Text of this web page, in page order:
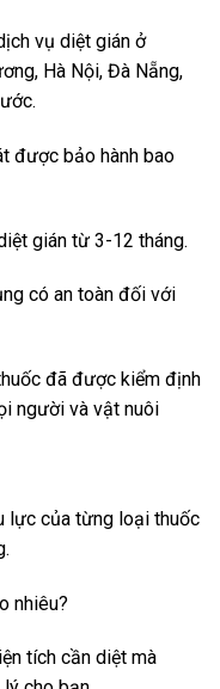
vụ diệt gián ở
Hà Nội, Đà Nẵng,
được bảo hành bao
gián từ 3-12 tháng.
có an toàn đối với
đã được kiểm định
người và vật nuôi
lực của từng loại thuốc
nhiêu?
tích cần diệt mà